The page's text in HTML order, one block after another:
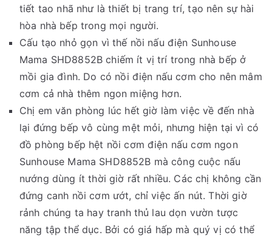
tiết tao nhã như là thiết bị trang trí, tạo nên sự hài
hòa nhà bếp trong mọi người.
Cấu tạo nhỏ gọn vì thế nồi nấu điện Sunhouse
Mama SHD8852B chiếm ít vị trí trong nhà bếp ở
mồi gia đình. Do có nồi điện nấu cơm cho nên mâm
cơm cả nhà thêm ngon miệng hơn.
Chị em văn phòng lúc hết giờ làm việc về đến nhà
lại đứng bếp vô cùng mệt mỏi, nhưng hiện tại vì có
đồ phòng bếp hệt nồi cơm điện nấu cơm ngon
Sunhouse Mama SHD8852B mà công cuộc nấu
nướng dùng ít thời giờ rất nhiều. Các chị không cần
đứng canh nồi cơm ướt, chỉ việc ấn nút. Thời giờ
rảnh chúng ta hay tranh thủ lau dọn vườn tược
năng tập thể dục. Bởi có giá hấp mà quý vị có thể